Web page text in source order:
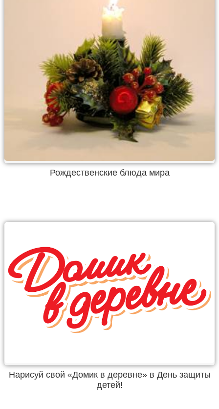
Рождественские блюда мира
Нарисуй свой «Домик в деревне» в День защиты
детей!